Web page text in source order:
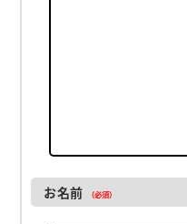
お名前 （必須）